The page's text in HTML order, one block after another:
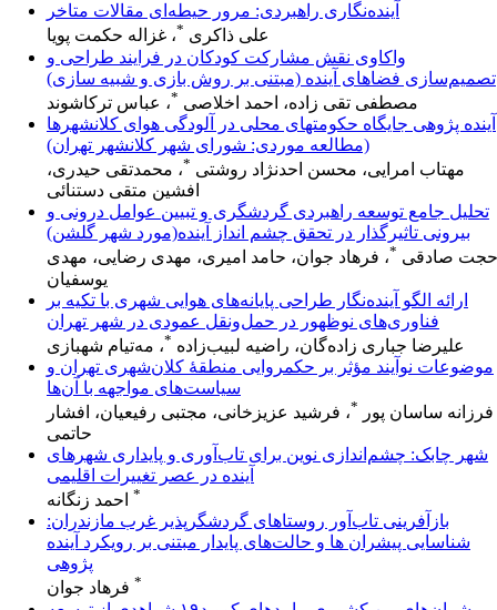
آینده‌نگاری راهبردی: مرور حیطه‌ای مقالات متاخر
علی ذاکری *، غزاله حکمت پویا
واکاوی نقش مشارکت کودکان در فرایند طراحی و
تصمیم‌سازی فضاهای آینده (مبتنی بر روش بازی و شبیه سازی)
مصطفی تقی زاده، احمد اخلاصی *، عباس ترکاشوند
آینده پژوهی جایگاه حکومتهای محلی در آلودگی هوای کلانشهرها
(مطالعه موردی: شورای شهر کلانشهر تهران)
مهتاب امرایی، محسن احدنژاد روشتی *، محمدتقی حیدری،
افشین متقی دستنائی
تحلیل جامع توسعه راهبردی گردشگری و تبیین عوامل درونی و
بیرونی تاثیرگذار در تحقق چشم انداز آینده(مورد شهر گلشن)
حجت صادقی *، فرهاد جوان، حامد امیری، مهدی رضایی، مهدی
یوسفیان
ارائه الگو آینده‌نگار طراحی پایانه‌های هوایی شهری با تکیه بر
فناوری‌های نوظهور در حمل‌ونقل عمودی در شهر تهران
علیرضا جباری زاده‌گان، راضیه لبیب‌زاده *، مه‌تیام شهبازی
موضوعات نوآیند مؤثر بر حکمروایی منطقۀ کلان‌شهری تهران و
سیاست‌های مواجهه با آن‌ها
فرزانه ساسان پور
*، فرشید عزیزخانی، مجتبی رفیعیان، افشار
حاتمی
شهر چابک: چشم‌اندازی نوین برای تاب‌آوری و پایداری شهرهای
آینده در عصر تغییرات اقلیمی
*
بازآفرینی تاب‌آور روستاهای گردشگرپذیر غرب مازندران:
شناسایی پیشران ها و حالت‌های پایدار مبتنی بر رویکرد آینده
پژوهی
*